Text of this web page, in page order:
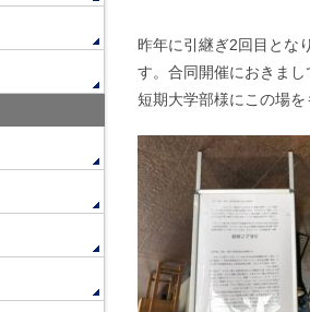
昨年に引継ぎ2回目とな
す。合同開催におきま
短期大学部様にこの場